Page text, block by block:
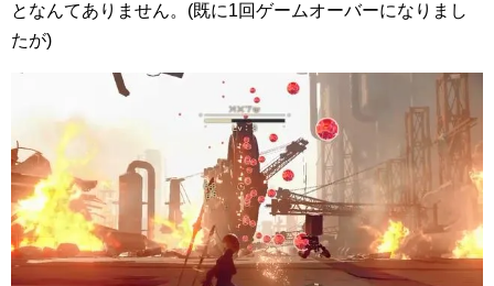
となんてありません。(既に1回ゲームオーバーになりまし
たが)